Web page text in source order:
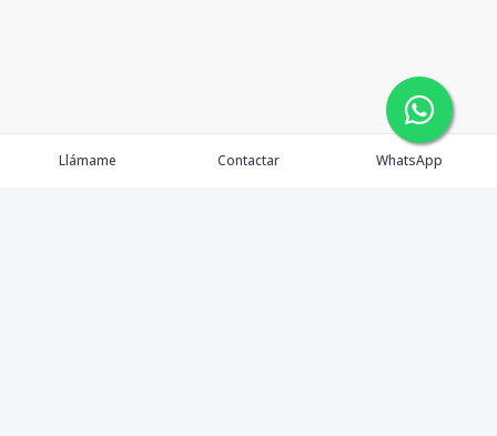
Llámame Contactar WhatsApp